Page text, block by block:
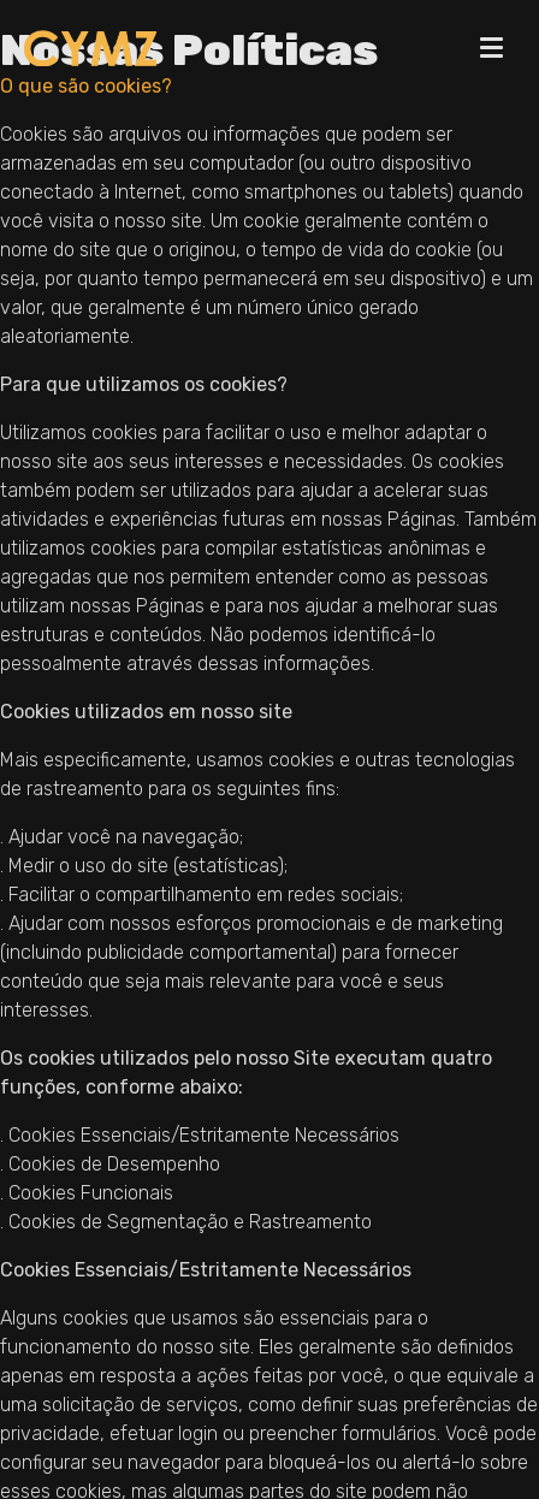
Nossas Políticas
O que são cookies?
Cookies são arquivos ou informações que podem ser
armazenadas em seu computador (ou outro dispositivo
conectado à Internet, como smartphones ou tablets) quando
você visita o nosso site. Um cookie geralmente contém o
nome do site que o originou, o tempo de vida do cookie (ou
seja, por quanto tempo permanecerá em seu dispositivo) e um
valor, que geralmente é um número único gerado
aleatoriamente.
Para que utilizamos os cookies?
Utilizamos cookies para facilitar o uso e melhor adaptar o
nosso site aos seus interesses e necessidades. Os cookies
também podem ser utilizados para ajudar a acelerar suas
atividades e experiências futuras em nossas Páginas. Também
utilizamos cookies para compilar estatísticas anônimas e
agregadas que nos permitem entender como as pessoas
utilizam nossas Páginas e para nos ajudar a melhorar suas
estruturas e conteúdos. Não podemos identificá-lo
pessoalmente através dessas informações.
Cookies utilizados em nosso site
Mais especificamente, usamos cookies e outras tecnologias
de rastreamento para os seguintes fins:
. Ajudar você na navegação;
. Medir o uso do site (estatísticas);
. Facilitar o compartilhamento em redes sociais;
. Ajudar com nossos esforços promocionais e de marketing
(incluindo publicidade comportamental) para fornecer
conteúdo que seja mais relevante para você e seus
interesses.
Os cookies utilizados pelo nosso Site executam quatro
funções, conforme abaixo:
. Cookies Essenciais/Estritamente Necessários
. Cookies de Desempenho
. Cookies Funcionais
. Cookies de Segmentação e Rastreamento
Cookies Essenciais/Estritamente Necessários
Alguns cookies que usamos são essenciais para o
funcionamento do nosso site. Eles geralmente são definidos
apenas em resposta a ações feitas por você, o que equivale a
uma solicitação de serviços, como definir suas preferências de
privacidade, efetuar login ou preencher formulários. Você pode
configurar seu navegador para bloqueá-los ou alertá-lo sobre
esses cookies, mas algumas partes do site podem não